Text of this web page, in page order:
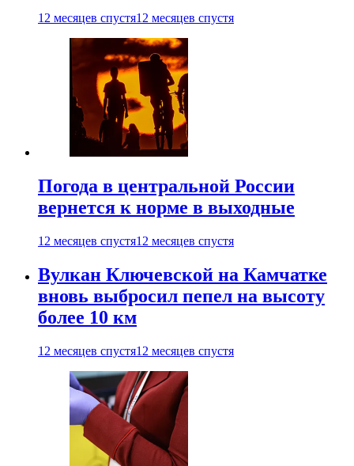
12 месяцев спустя12 месяцев спустя
Погода в центральной России
вернется к норме в выходные
12 месяцев спустя12 месяцев спустя
Вулкан Ключевской на Камчатке
вновь выбросил пепел на высоту
более 10 км
12 месяцев спустя12 месяцев спустя